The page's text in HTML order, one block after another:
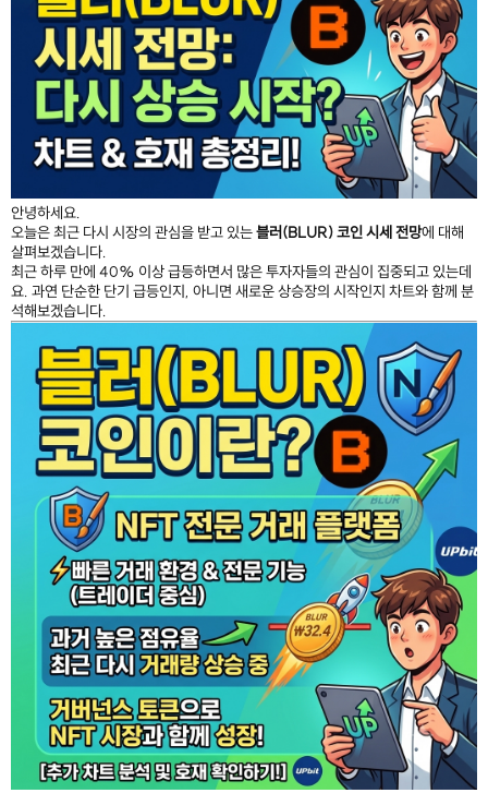
안녕하세요.
오늘은 최근 다시 시장의 관심을 받고 있는블러(BLUR) 코인 시세 전망에 대해
살펴보겠습니다.
최근 하루 만에 40% 이상 급등하면서 많은 투자자들의 관심이 집중되고 있는데
요. 과연 단순한 단기 급등인지, 아니면 새로운 상승장의 시작인지 차트와 함께 분
석해보겠습니다.